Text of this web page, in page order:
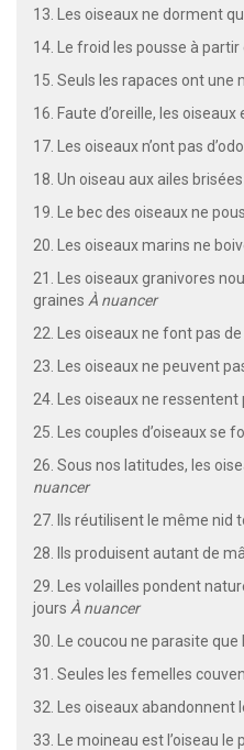
13. Les oiseaux ne dorment
14. Le froid les pousse à
15. Seuls les rapaces ont une
16. Faute d’oreille, les
17. Les oiseaux n’ont pas
18. Un oiseau aux ailes
19. Le bec des oiseaux ne
20. Les oiseaux marins ne
21. Les oiseaux granivores
graines À nuancer
22. Les oiseaux ne font pas
23. Les oiseaux ne peuvent
24. Les oiseaux ne ressentent
25. Les couples d’oiseaux se
26. Sous nos latitudes, les
nuancer
27. Ils réutilisent le même nid
28. Ils produisent autant de
29. Les volailles pondent
jours À nuancer
30. Le coucou ne parasite que
31. Seules les femelles
32. Les oiseaux abandonnent
33. Le moineau est l’oiseau le